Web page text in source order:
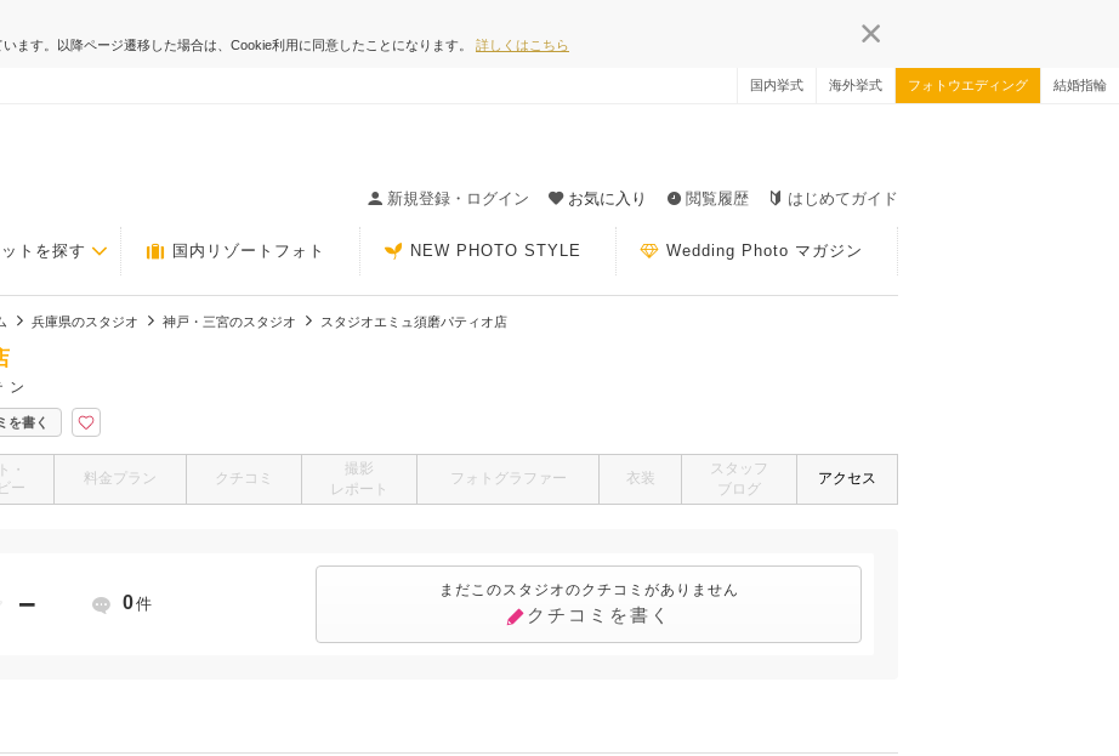
ます。以降ページ遷移した場合は、Cookie利用に同意したことになります。 詳しくはこちら
国内挙式 海外挙式 フォトウエディング 結婚指輪
新規登録・ログイン
お気に入り 閲覧履歴 はじめてガイド
トを探す 国内リゾートフォト NEW PHOTO STYLE Wedding Photo マガジン
兵庫県のスタジオ 神戸・三宮のスタジオ スタジオエミュ須磨パティオ店
ン
を書く
・
ー
料金プラン クチコミ
撮影
レポート
フォトグラファー 衣装
スタッフ
ブログ
アクセス
− 0件
まだこのスタジオのクチコミがありません
クチコミを書く